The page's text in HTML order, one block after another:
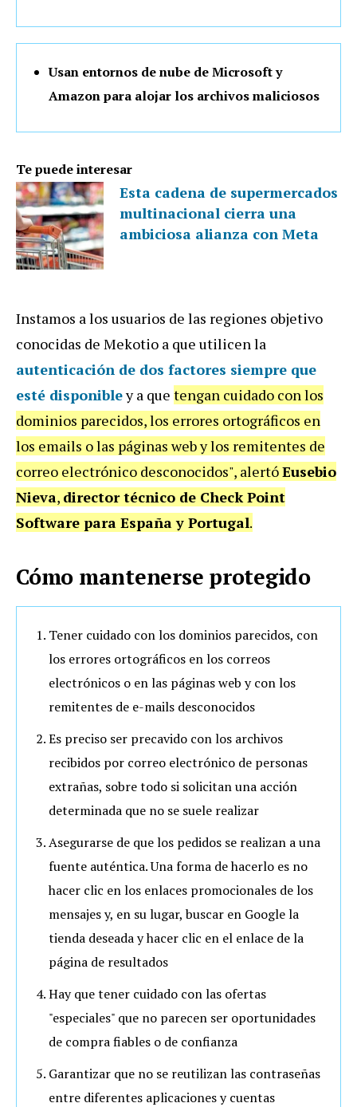
Usan entornos de nube de Microsoft y
Amazon para alojar los archivos maliciosos
Te puede interesar
Esta cadena de supermercados
multinacional cierra una
ambiciosa alianza con Meta
Instamos a los usuarios de las regiones objetivo
conocidas de Mekotio a que utilicen la
autenticación de dos factores siempre que
esté disponibley a que tengan cuidado con los
dominios parecidos, los errores ortográficos en
los emails o las páginas web y los remitentes de
correo electrónico desconocidos", alertóEusebio
Nieva, director técnico de Check Point
Software para España y Portugal.
Cómo mantenerse protegido
Tener cuidado con los dominios parecidos, con
los errores ortográficos en los correos
electrónicos o en las páginas web y con los
remitentes de e-mails desconocidos
Es preciso ser precavido con los archivos
recibidos por correo electrónico de personas
extrañas, sobre todo si solicitan una acción
determinada que no se suele realizar
Asegurarse de que los pedidos se realizan a una
fuente auténtica. Una forma de hacerlo es no
hacer clic en los enlaces promocionales de los
mensajes y, en su lugar, buscar en Google la
tienda deseada y hacer clic en el enlace de la
página de resultados
Hay que tener cuidado con las ofertas
"especiales" que no parecen ser oportunidades
de compra fiables o de confianza
Garantizar que no se reutilizan las contraseñas
entre diferentes aplicaciones y cuentas